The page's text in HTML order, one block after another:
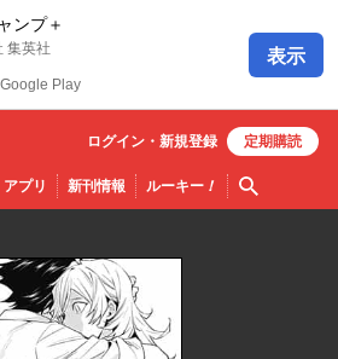
ンプ＋
集英社
Google Play
表示
アプリ 新刊情報 ルーキー！ 検索
ログイン・ 新規登録 定期購読